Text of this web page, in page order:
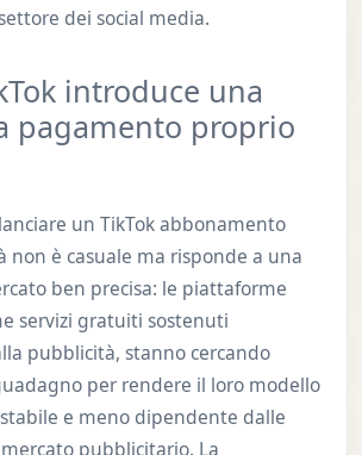
dei social media.
introduce una
pagamento proprio
un TikTok abbonamento
non è casuale ma risponde a una
ben precisa: le piattaforme
servizi gratuiti sostenuti
pubblicità, stanno cercando
per rendere il loro modello
e meno dipendente dalle
pubblicitario. La